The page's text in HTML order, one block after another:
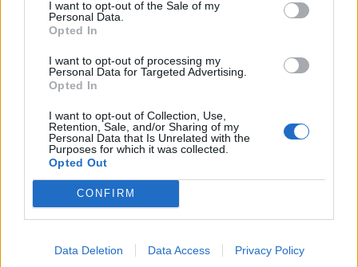
I want to opt-out of the Sale of my
Personal Data.
Opted In
I want to opt-out of processing my
Personal Data for Targeted Advertising.
Opted In
I want to opt-out of Collection, Use,
Retention, Sale, and/or Sharing of my
Personal Data that Is Unrelated with the
Purposes for which it was collected.
Opted Out
CONFIRM
Data Deletion Data Access Privacy Policy